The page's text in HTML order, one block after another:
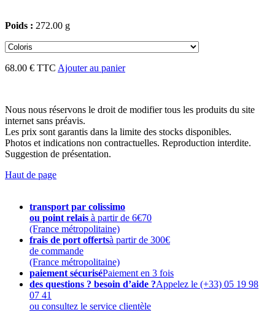
Poids : 272.00 g
68.00 € TTC Ajouter au panier
Nous nous réservons le droit de modifier tous les produits du site
internet sans préavis.
Les prix sont garantis dans la limite des stocks disponibles.
Photos et indications non contractuelles. Reproduction interdite.
Suggestion de présentation.
Haut de page
transport par colissimo
ou point relais à partir de 6€70
(France métropolitaine)
frais de port offertsà partir de 300€
de commande
(France métropolitaine)
paiement sécuriséPaiement en 3 fois
des questions ? besoin d’aide ?Appelez le (+33) 05 19 98
07 41
ou consultez le service clientèle